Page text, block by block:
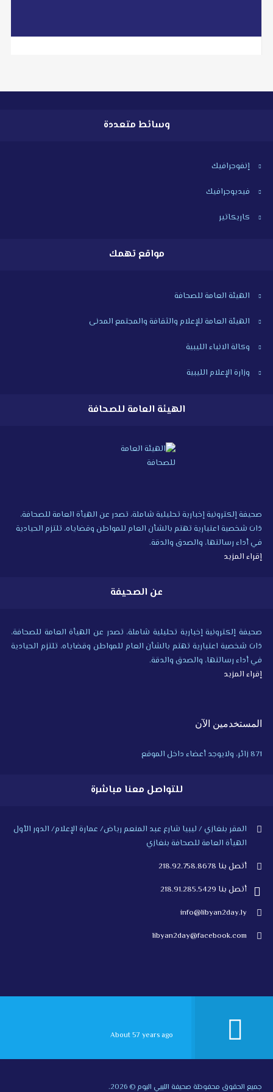
وسائط متعددة
إنفوجرافيك
فيديوجرافيك
كاريكاتير
مواقع تهمك
الهيئة العامة للصحافة
الهيئة العامة للإعلام والثقافة والمجتمع المدنى
وكالة الانباء الليبية
وزارة الإعلام الليبية
الهيئة العامة للصحافة
صحيفة إلكترونية إخبارية تحليلية شاملة، تصدر عن الهيأة العامة للصحافة،
ذات شخصية اعتبارية تهتم بالشأن العام للمواطن وقضاياه، تلتزم الحيادية
في أداء رسالتها، والصدق والدقة.
إقراء المزيد
عن الصحيفة
صحيفة إلكترونية إخبارية تحليلية شاملة، تصدر عن الهيأة العامة للصحافة،
ذات شخصية اعتبارية تهتم بالشأن العام للمواطن وقضاياه، تلتزم الحيادية
في أداء رسالتها، والصدق والدقة.
إقراء المزيد
المستخدمين الآن
871 زائر، ولايوجد أعضاء داخل الموقع
للتواصل معنا مباشرة
المقر بنغازي / ليبيا شارع عبد المنعم رياض/ عمارة الإعلام/ الدور الأول
الهيأة العامة للصحافة بنغازي
أتصل بنا 218.92.758.8678
أتصل بنا 218.91.285.5429
info@libyan2day.ly
libyan2day@facebook.com
About 57 years ago
جميع الحقوق محفوظة صحيفة الليبي اليوم © 2026.